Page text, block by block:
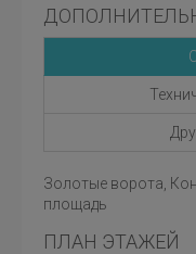
Золотые ворота,
площадь
ПЛАН ЭТАЖЕЙ